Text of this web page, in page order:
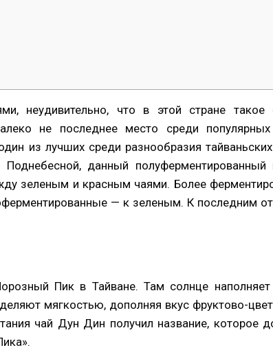
неудивительно, что в этой стране такое
не последнее место среди
из лучших среди разнообразия тайваньских
данный полуферментированный
зеленым и красным чаями. Более
— к зеленым. К последним
Пик в Тайване. Там солнце
мягкостью, дополняя вкус фруктово-
чай Дун Дин получил название, которое